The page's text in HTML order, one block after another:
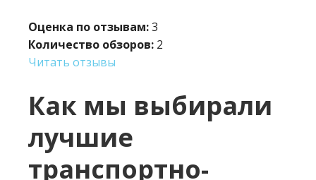
Оценка по отзывам:3
Количество обзоров: 2
Читать отзывы
Как мы выбирали
лучшие
транспортно-